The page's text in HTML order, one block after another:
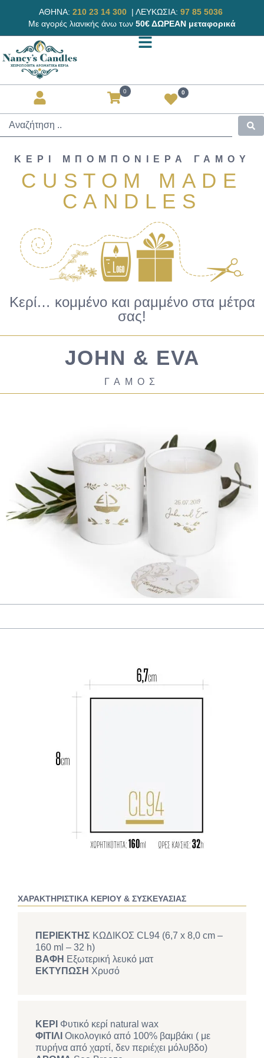
ΑΘΗΝΑ: 210 23 14 300 | ΛΕΥΚΩΣΙΑ: 97 85 5036
Με αγορές λιανικής άνω των 50€ ΔΩΡΕΑΝ μεταφορικά
0 0
ΚΕΡΙ ΜΠΟΜΠΟΝΙΕΡΑ ΓΑΜΟΥ
CUSTOM MADE
CANDLES
Κερί… κομμένο και ραμμένο στα μέτρα
σας!
JOHN & EVA
ΓΑΜΟΣ
ΧΑΡΑΚΤΗΡΙΣΤΙΚΑ ΚΕΡΙΟΥ & ΣΥΣΚΕΥΑΣΙΑΣ
ΠΕΡΙΕΚΤΗΣ ΚΩΔΙΚΟΣ CL94 (6,7 x 8,0 cm –
160 ml – 32 h)
ΒΑΦΗ Εξωτερική λευκό ματ
ΕΚΤΥΠΩΣΗ Χρυσό
ΚΕΡΙ Φυτικό κερί natural wax
ΦΙΤΙΛΙ Οικολογικό από 100% βαμβάκι ( με
πυρήνα από χαρτί, δεν περιέχει μόλυβδο)